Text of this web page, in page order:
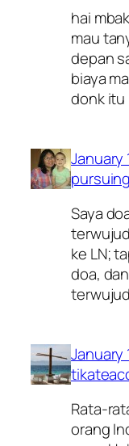
hai
mau
depan
biaya
donk itu
January
Saya
ke LN;
doa,
January
Rata-
orang